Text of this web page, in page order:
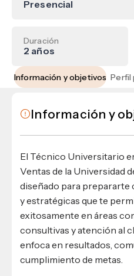
Escuela de Arquitectura
Ver toda la oferta
Escuela de
Conocé
Datos de contacto
Ave. Circunvalación,
Responsabilidad social
Empleabilidad
¿Que es USAP+?
RECURSOS
Guía de Servicios
Manual Moddle
Normas Académicas
USAP integra
Leer
Presencial
Duración
2 años
Información y objetivos Perfil
Información y
El Técnico Universitario
Ventas de la Universidad
diseñado para prepararte
y estratégicas que te
exitosamente en áreas
consultivas y atención al
enfoca en resultados,
cumplimiento de metas.